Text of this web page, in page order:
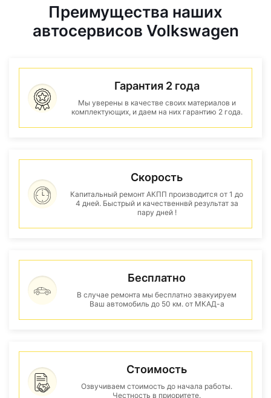
Преимущества наших
автосервисов Volkswagen
Гарантия 2 года
Мы уверены в качестве своих материалов и
комплектующих, и даем на них гарантию 2 года.
Скорость
Капитальный ремонт АКПП производится от 1 до
4 дней. Быстрый и качественнвй результат за
пару дней !
Бесплатно
В случае ремонта мы бесплатно эвакуируем
Ваш автомобиль до 50 км. от МКАД-а
Стоимость
Озвучиваем стоимость до начала работы.
Честность в приоритете.